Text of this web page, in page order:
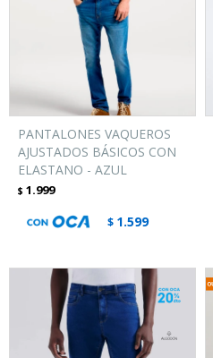
PANTALONES VAQUEROS
AJUSTADOS BÁSICOS CON
ELASTANO - AZUL
$ 1.999
$ 1.599